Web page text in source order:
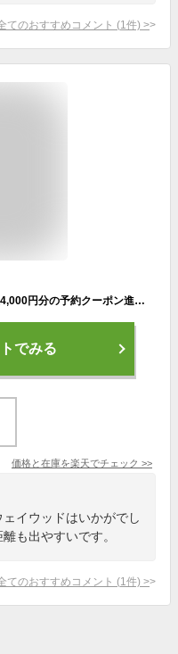
てのおすすめコメント (1 件) >
【11/1-11/15：購入金額条件有り※最大4,000円分の予約クーポン進呈】キャロウェイ ローグ ROGUE ST MAX D FAIRWAYWOODS ゴルフ フェアウェイウッド VENTUS 5 2022年 メンズ Callaway【クーポン詳細はページ内バナーより確認】
でみる
価格と在庫を楽天でチェック >>
イウッドはいかがでし
も出やすいです。
てのおすすめコメント (1 件) >